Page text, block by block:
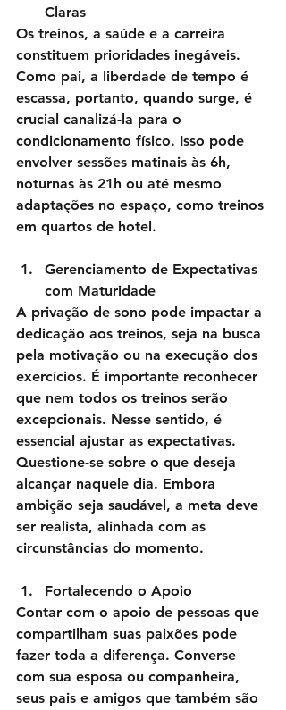
Claras
Os treinos, a saúde e a carreira
constituem prioridades inegáveis.
Como pai, a liberdade de tempo é
escassa, portanto, quando surge, é
crucial canalizá-la para o
condicionamento físico. Isso pode
envolver sessões matinais às 6h,
noturnas às 21h ou até mesmo
adaptações no espaço, como treinos
em quartos de hotel.
Gerenciamento de Expectativas
com Maturidade
A privação de sono pode impactar a
dedicação aos treinos, seja na busca
pela motivação ou na execução dos
exercícios. É importante reconhecer
que nem todos os treinos serão
excepcionais. Nesse sentido, é
essencial ajustar as expectativas.
Questione-se sobre o que deseja
alcançar naquele dia. Embora
ambição seja saudável, a meta deve
ser realista, alinhada com as
circunstâncias do momento.
Fortalecendo o Apoio
Contar com o apoio de pessoas que
compartilham suas paixões pode
fazer toda a diferença. Converse
com sua esposa ou companheira,
seus pais e amigos que também são